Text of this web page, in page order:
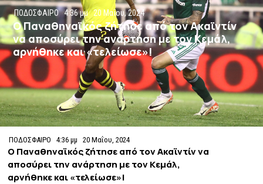
ΠΟΔΟΣΦΑΙΡΟ 4:36 μμ 20 Μαΐου, 2024
Ο Παναθηναϊκός ζήτησε από τον Ακαϊντίν
να αποσύρει την ανάρτηση με τον Κεμάλ,
αρνήθηκε και «τελείωσε»!
ΠΟΔΟΣΦΑΙΡΟ 4:36 μμ 20 Μαΐου, 2024
Ο Παναθηναϊκός ζήτησε από τον Ακαϊντίν να
αποσύρει την ανάρτηση με τον Κεμάλ,
αρνήθηκε και «τελείωσε»!